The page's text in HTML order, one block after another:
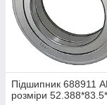
Підшипник 688911
розміри